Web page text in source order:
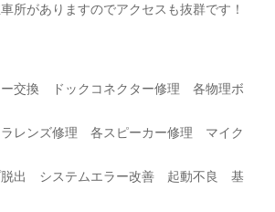
所がありますのでアクセスも抜群です！
交換 ドックコネクター修理 各物理ボ
レンズ修理 各スピーカー修理 マイク
出 システムエラー改善 起動不良 基